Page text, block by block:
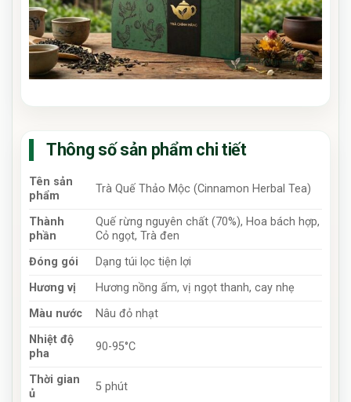
Thông số sản phẩm chi tiết
Tên sản
phẩm
Trà Quế Thảo Mộc (Cinnamon Herbal Tea)
Thành
phần
Quế rừng nguyên chất (70%), Hoa bách hợp,
Cỏ ngọt, Trà đen
Đóng gói
Dạng túi lọc tiện lợi
Hương vị
Hương nồng ấm, vị ngọt thanh, cay nhẹ
Màu nước
Nâu đỏ nhạt
Nhiệt độ
pha
90-95°C
Thời gian
ủ
5 phút